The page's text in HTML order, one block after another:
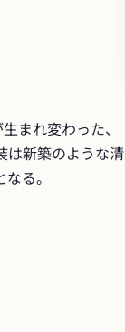
まれ変わった、
は新築のような清
る。